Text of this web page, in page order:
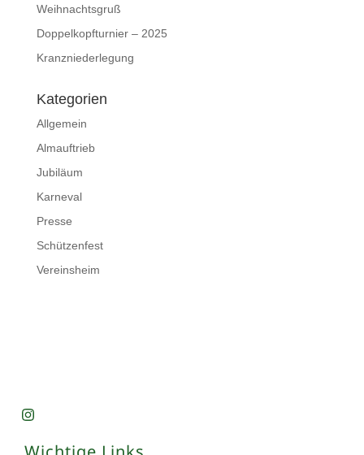
Weihnachtsgruß
Doppelkopfturnier – 2025
Kranzniederlegung
Kategorien
Allgemein
Almauftrieb
Jubiläum
Karneval
Presse
Schützenfest
Vereinsheim